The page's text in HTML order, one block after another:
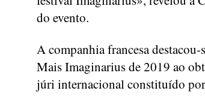
do evento.
A companhia francesa
Mais Imaginarius de 2019 ao
júri internacional constituído